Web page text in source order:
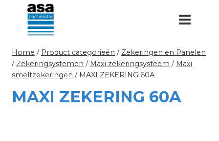
Doorgaan
inhoud
Home / Product categorieën / Zekeringen en Panelen
/ Zekeringsystemen / Maxi zekeringsysteem / Maxi
smeltzekeringen / MAXI ZEKERING 60A
MAXI ZEKERING 60A